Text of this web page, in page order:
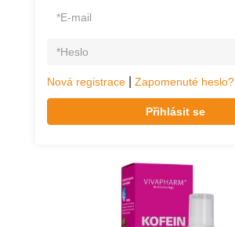
Nová registrace Zapomenuté heslo?
Přihlásit se